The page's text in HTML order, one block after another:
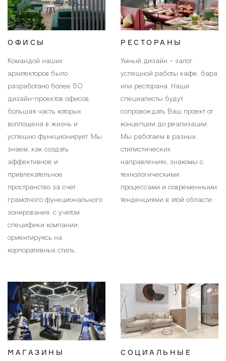
ОФИСЫ
Командой наших
архитекторов было
разработано более 50
дизайн-проектов офисов,
большая часть которых
воплощена в жизнь и
успешно функционирует. Мы
знаем, как создать
эффективное и
привлекательное
пространство за счет
грамотного функционального
зонирования, с учетом
специфики компании,
ориентируясь на
корпоративных стиль.
РЕСТОРАНЫ
Умный дизайн – залог
успешной работы кафе, бара
или ресторана. Наши
специалисты будут
сопровождать Ваш проект от
концепции до реализации.
Мы работаем в разных
стилистических
направлениях, знакомы с
технологическими
процессами и современными
тенденциями в этой области.
МАГАЗИНЫ
СОЦИАЛЬНЫЕ